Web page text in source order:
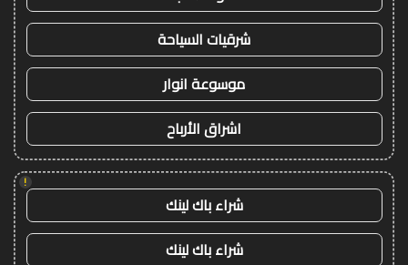
شرقيات السياحة
موسوعة انوار
اشراق الأرباح
!
شراء باك لينك
شراء باك لينك